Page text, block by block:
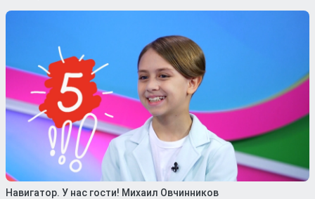
Навигатор. У нас гости! Михаил Овчинников